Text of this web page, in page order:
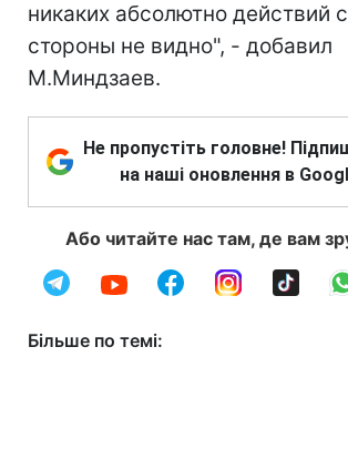
никаких абсолютно действий
стороны не видно", - добавил
М.Миндзаев.
Не пропустіть головне!
на наші оновлення в
Або читайте нас там, де вам
Більше по темі: